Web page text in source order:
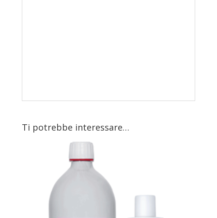
Ti potrebbe interessare…